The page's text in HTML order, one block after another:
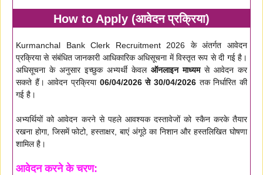
How to Apply (आवेदन प्रक्रिया)
Kurmanchal Bank Clerk Recruitment 2026 के अंतर्गत आवेदन
प्रक्रिया से संबंधित जानकारी आधिकारिक अधिसूचना में विस्तृत रूप से दी गई है।
अधिसूचना के अनुसार इच्छुक अभ्यर्थी केवल ऑनलाइन माध्यमसे आवेदन कर
सकते हैं। आवेदन प्रक्रिया 06/04/2026 से 30/04/2026 तक निर्धारित की
गई है।
अभ्यर्थियों को आवेदन करने से पहले आवश्यक दस्तावेजों को स्कैन करके तैयार
रखना होगा, जिसमें फोटो, हस्ताक्षर, बाएं अंगूठे का निशान और हस्तलिखित घोषणा
शामिल है।
आवेदन करने के चरण: